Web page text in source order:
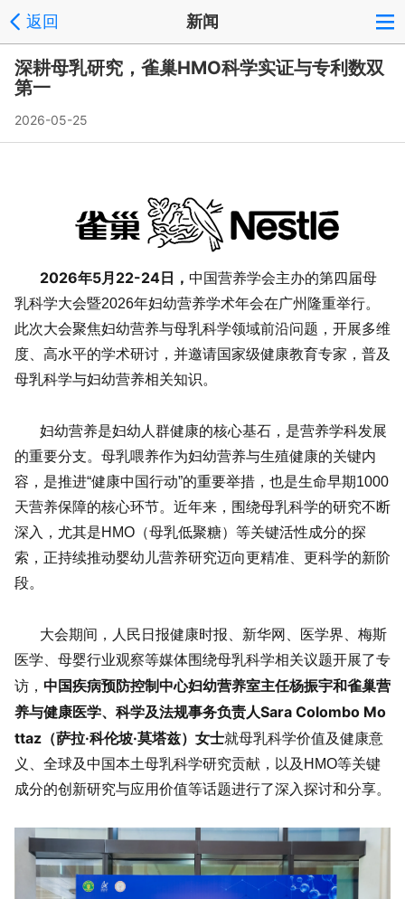
返回 新闻
深耕母乳研究，雀巢HMO科学实证与专利数双
第一
2026-05-25
2026年5月22-24日， 中国营养学会主办的第四届母
乳科学大会暨2026年妇幼营养学术年会在广州隆重举行。
此次大会聚焦妇幼营养与母乳科学领域前沿问题，开展多维
度、高水平的学术研讨，并邀请国家级健康教育专家，普及
母乳科学与妇幼营养相关知识。
妇幼营养是妇幼人群健康的核心基石，是营养学科发展
的重要分支。母乳喂养作为妇幼营养与生殖健康的关键内
容，是推进“健康中国行动”的重要举措，也是生命早期1000
天营养保障的核心环节。近年来，围绕母乳科学的研究不断
深入，尤其是HMO（母乳低聚糖）等关键活性成分的探
索，正持续推动婴幼儿营养研究迈向更精准、更科学的新阶
段。
大会期间，人民日报健康时报、新华网、医学界、梅斯
医学、母婴行业观察等媒体围绕母乳科学相关议题开展了专
访， 中国疾病预防控制中心妇幼营养室主任杨振宇和雀巢营
养与健康医学、科学及法规事务负责人Sara Colombo Mo
ttaz（萨拉·科伦坡·莫塔兹）女士就母乳科学价值及健康意
义、全球及中国本土母乳科学研究贡献，以及HMO等关键
成分的创新研究与应用价值等话题进行了深入探讨和分享。